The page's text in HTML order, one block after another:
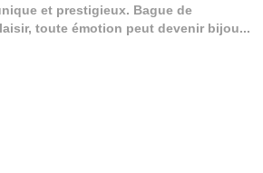
et prestigieux. Bague de
toute émotion peut devenir bijou...